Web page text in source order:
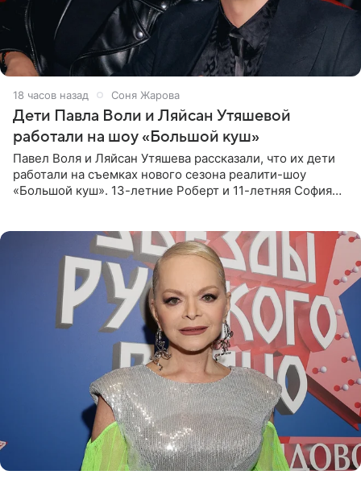
18 часов назад Соня Жарова
Дети Павла Воли и Ляйсан Утяшевой
работали на шоу «Большой куш»
Павел Воля и Ляйсан Утяшева рассказали, что их дети
работали на съемках нового сезона реалити-шоу
«Большой куш». 13-летние Роберт и 11-летняя София